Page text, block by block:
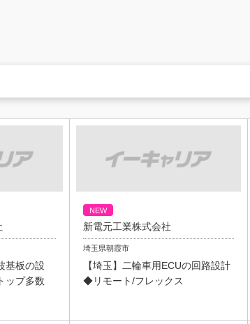
基板の設
ップ多数
NEW
新電元工業株式会社
埼玉県朝霞市
【埼玉】二輪車用ECUの回路設計
◆リモート/フレックス